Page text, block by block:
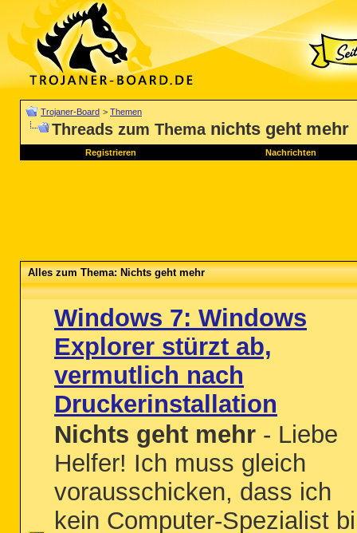
Trojaner-Board > Themen
Threads zum Thema nichts geht mehr
Registrieren Nachrichten
Alles zum Thema: Nichts geht mehr
Windows 7: Windows
Explorer stürzt ab,
vermutlich nach
Druckerinstallation
Nichts geht mehr - Liebe
Helfer! Ich muss gleich
vorausschicken, dass ich
kein Computer-Spezialist